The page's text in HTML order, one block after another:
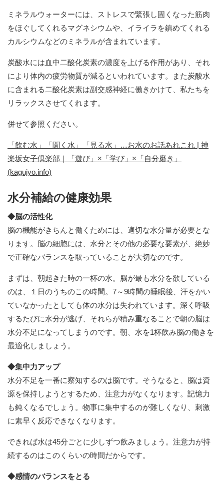
ミネラルウォーターには、ストレスで緊張し固くなった筋肉
をほぐしてくれるマグネシウムや、イライラを鎮めてくれる
カルシウムなどのミネラルが含まれています。
炭酸水には血中二酸化炭素の濃度を上げる作用があり、それ
により体内の疲労物質が減るといわれています。また炭酸水
に含まれる二酸化炭素は副交感神経に働きかけて、私たちを
リラックスさせてくれます。
併せて参照ください。
「飲む水」「聞く水」「見る水」…お水のお話あれこれ | 神
楽坂女子倶楽部｜「遊び」×「学び」×「自分磨き」
(kagujyo.info)
水分補給の健康効果
◆脳の活性化
脳の機能がきちんと働くためには、適切な水分量が必要とな
ります。脳の細胞には、水分とその他の必要な要素が、絶妙
で正確なバランスを取っていることが大切なのです。
まずは、朝起きた時の一杯の水。脳が最も水分を欲している
のは、１日のうちのこの時間。7～9時間の睡眠後、汗をかい
ていなかったとしても体の水分は失われています。深く呼吸
するたびに水分が逃げ、それらが積み重なることで朝の脳は
水分不足になってしまうのです。朝、水を1杯飲み脳の働きを
最適化しましょう。
◆集中力アップ
水分不足を一番に察知するのは脳です。そうなると、脳は資
源を保持しようとするため、注意力がなくなります。記憶力
も鈍くなるでしょう。物事に集中するのが難しくなり、刺激
に素早く反応できなくなります。
できれば水は45分ごとに少しずつ飲みましょう。注意力が持
続するのはこのくらいの時間だからです。
◆感情のバランスをとる